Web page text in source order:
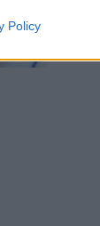
Policy